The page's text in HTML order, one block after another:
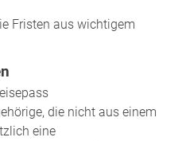
Fristen aus wichtigem
die nicht aus einem
eine